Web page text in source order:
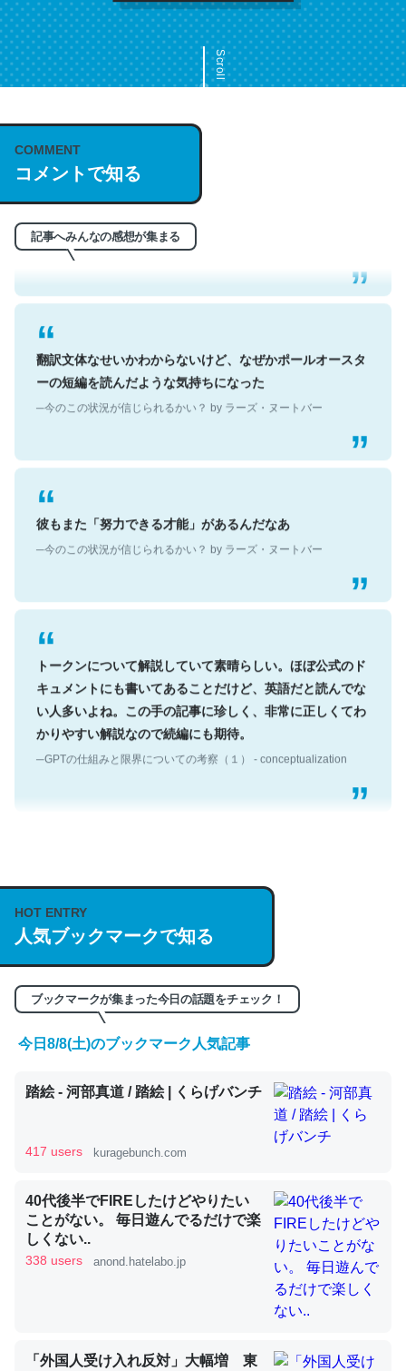
Scroll
COMMENT
コメントで知る
記事へみんなの感想が集まる
これは名文。彼はとてもクレバーなんだろうなと凄く思
う。英語少しでも読める人は原文もお勧め。自分はこの流
─今のこの状況が信じられるかい？ by ラーズ・ヌートバー
翻訳文体なせいかわからないけど、なぜかポールオースタ
ーの短編を読んだような気持ちになった
─今のこの状況が信じられるかい？ by ラーズ・ヌートバー
彼もまた「努力できる才能」があるんだなあ
─今のこの状況が信じられるかい？ by ラーズ・ヌートバー
トークンについて解説していて素晴らしい。ほぼ公式のド
キュメントにも書いてあることだけど、英語だと読んでな
い人多いよね。この手の記事に珍しく、非常に正しくてわ
かりやすい解説なので続編にも期待。
─GPTの仕組みと限界についての考察（１） - conceptualization
説してる記事が少ないので貴重な良記事。/続編来た
https://isobe324649.hatenablog.com/entry/2023/03/27
/064121
─GPTの仕組みと限界についての考察（１） - conceptualization
くらい。小説でいう「ずっと前の伏線」は回収されないけ
ど、短期記憶というには多い分量。進化すればするほど分
かりやすく強くなりそう
昆虫ってカルシウム少ないのか。知らんかった。調べたら
コオロギのカルシウム分はエビの600分の1程度。
HOT ENTRY
人気ブックマークで知る
ブックマークが集まった今日の話題をチェック！
今日8/8(土)のブックマーク人気記事
踏絵 - 河部真道 / 踏絵 | くらげバンチ
417 users kuragebunch.com
40代後半でFIREしたけどやりたい
ことがない。 毎日遊んでるだけで楽
しくない..
338 users anond.hatelabo.jp
「外国人受け入れ反対」大幅増 東